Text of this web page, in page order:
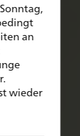
an
wieder